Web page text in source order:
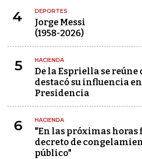
4 DEPORTES
Jorge Messi
(1958-2026)
5 HACIENDA
De la Espriella se reúne
destacó su influencia
Presidencia
6 HACIENDA
"En las próximas
decreto de
público"